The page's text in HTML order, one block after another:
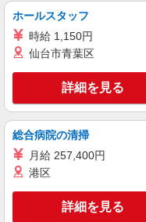
キープ
アルバイト パート
ケンタッキーフライドチキ
カウン
時＞土
時給
パート
ホールスタッフ
時給 1,150円
仙台市青葉区
詳細を見る
総合病院の清掃
月給 257,400円
港区
詳細を見る